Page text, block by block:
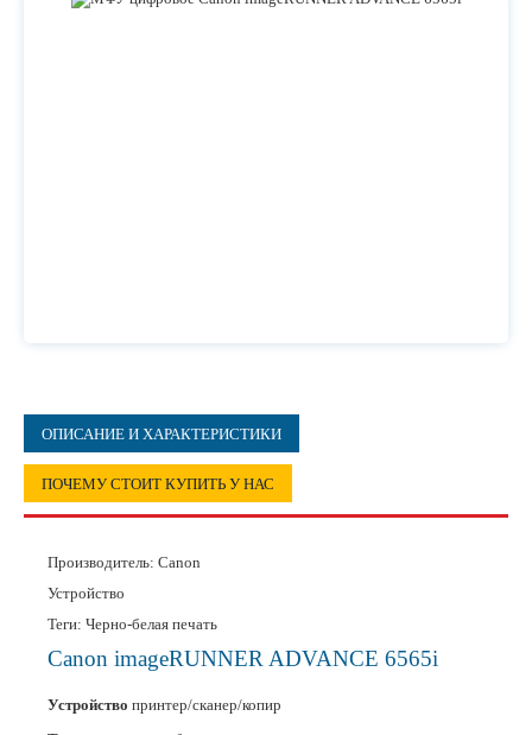
ОПИСАНИЕ И ХАРАКТЕРИСТИКИ
ПОЧЕМУ СТОИТ КУПИТЬ У НАС
Производитель: Canon
Устройство
Теги: Черно-белая печать
Canon imageRUNNER ADVANCE 6565i
Устройство принтер/сканер/копир